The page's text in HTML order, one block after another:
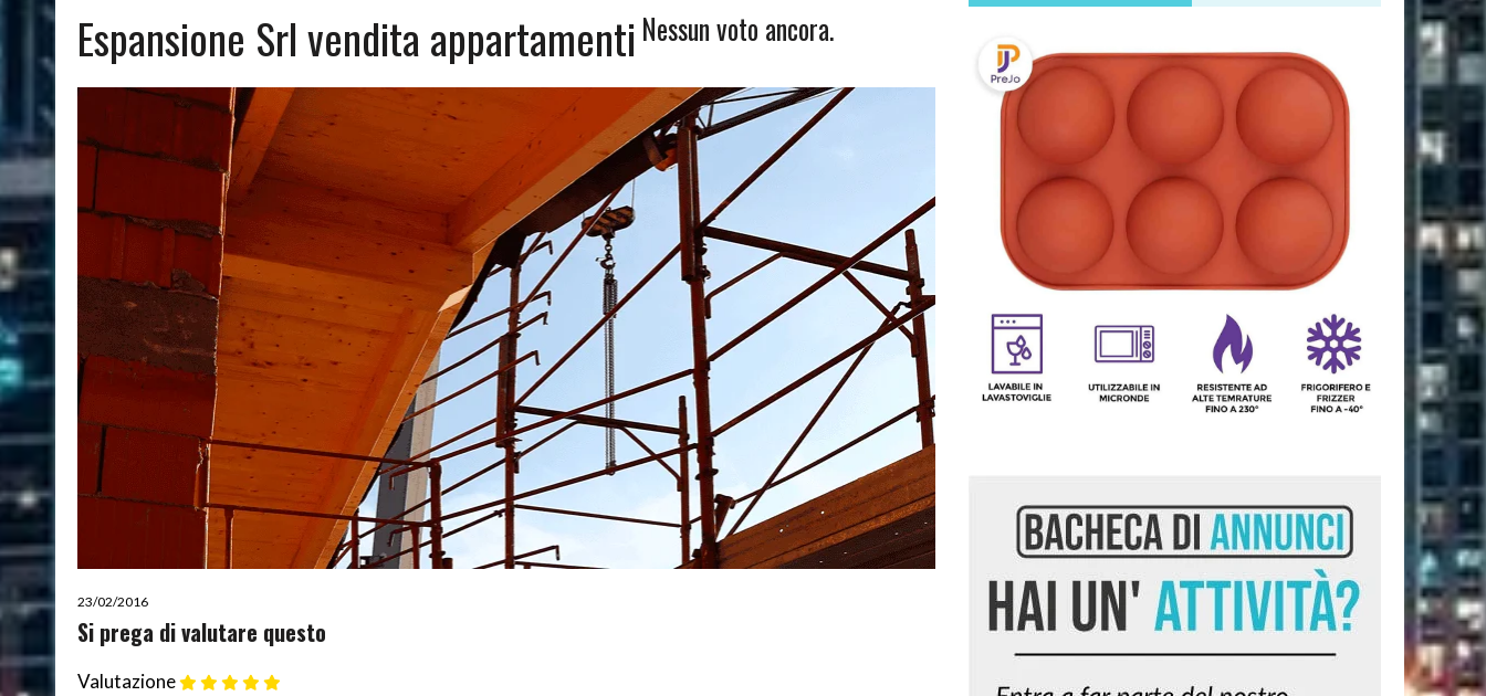
QUALI SONO LE MIGLIORI PIANTE DA APPARTAMENTO
Espansione Srl vendita appartamenti Nessun voto ancora.
23/02/2016
Si prega di valutare questo
Valutazione